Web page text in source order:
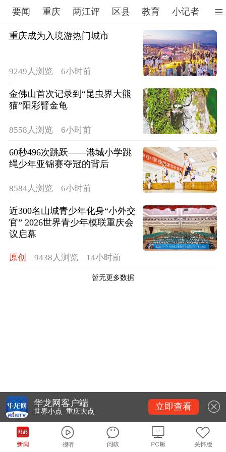
要闻 重庆 两江评 区县 教育 小记者 文
重庆成为入境游热门城市
9249人浏览 6小时前
金佛山首次记录到“昆虫界大熊
猫”阳彩臂金龟
8558人浏览 6小时前
60秒496次跳跃——港城小学跳
绳少年亚锦赛夺冠的背后
8584人浏览 6小时前
近300名山城青少年化身“小外交
官” 2026世界青少年模联重庆会
议启幕
原创 9438人浏览 14小时前
暂无更多数据
华龙网客户端
世界小点 重庆大点 立即查看